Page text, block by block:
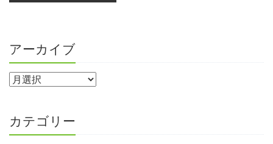
アーカイブ
カテゴリー